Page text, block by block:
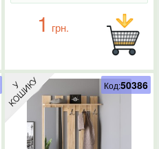
1 грн.
Код:50386